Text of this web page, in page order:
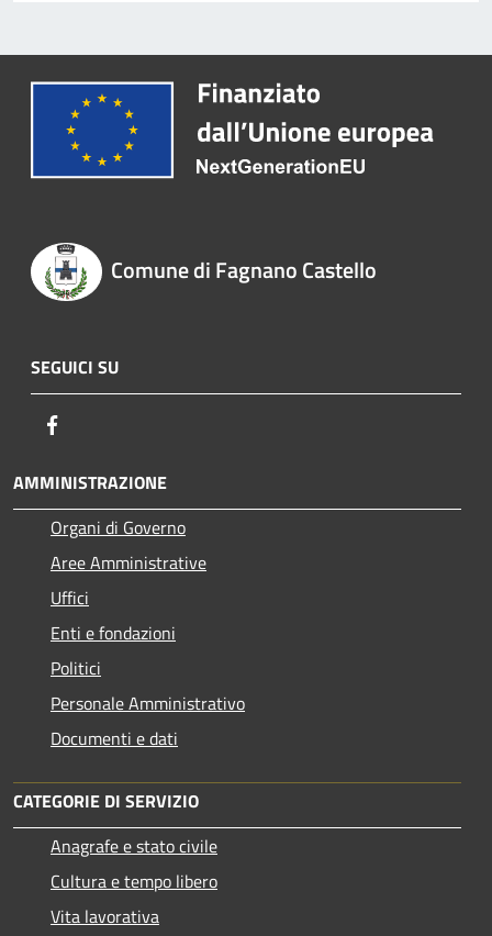
Comune di Fagnano Castello
SEGUICI SU
AMMINISTRAZIONE
Organi di Governo
Aree Amministrative
Uffici
Enti e fondazioni
Politici
Personale Amministrativo
Documenti e dati
CATEGORIE DI SERVIZIO
Anagrafe e stato civile
Cultura e tempo libero
Vita lavorativa